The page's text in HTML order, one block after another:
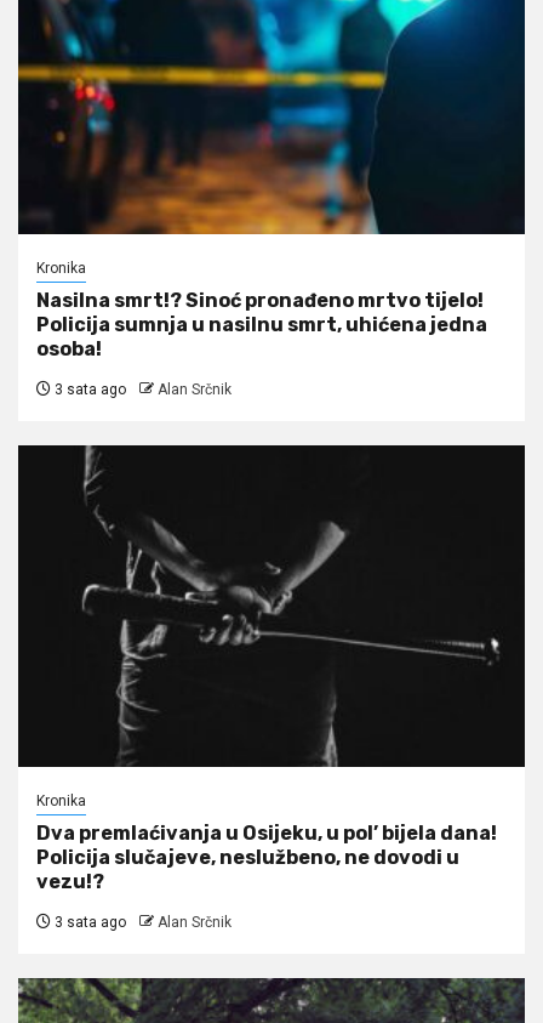
Kronika
Nasilna smrt!? Sinoć pronađeno mrtvo tijelo!
Policija sumnja u nasilnu smrt, uhićena jedna
osoba!
3 sata ago Alan Srčnik
Kronika
Dva premlaćivanja u Osijeku, u pol’ bijela dana!
Policija slučajeve, neslužbeno, ne dovodi u
vezu!?
3 sata ago Alan Srčnik